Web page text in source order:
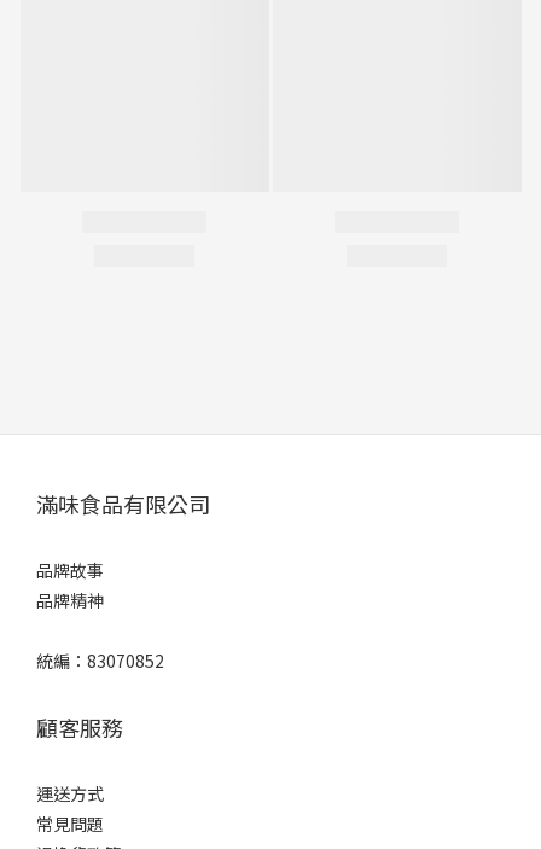
滿味食品有限公司
品牌故事
品牌精神
統編：83070852
顧客服務
運送方式
常見問題